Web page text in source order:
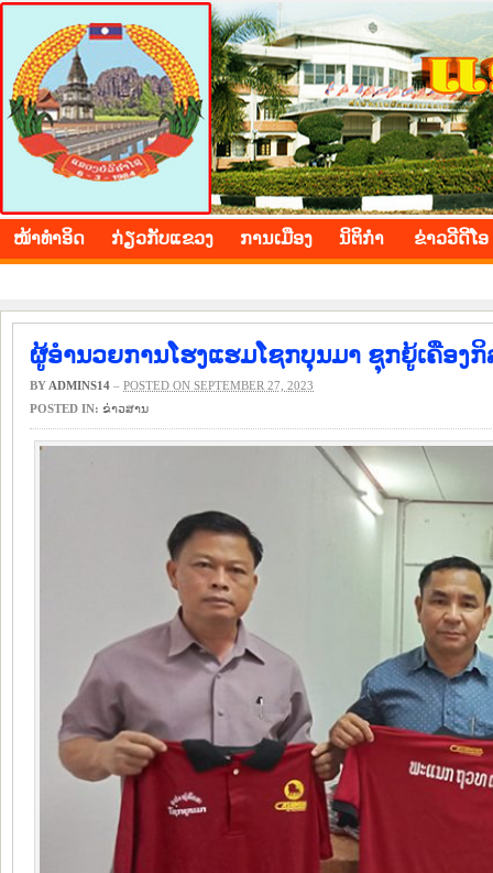
BOLIKHAMXAY PROVINCE
ໜ້າ​ທຳ​ອິດ ​ກ່ຽວ​ກັບ​ແຂວງ ​ການ​ເມືອງ ນິ​ຕິ​ກຳ ຂ່າວ​ວີ​ດີ​ໂອ
ຜູ້ອຳນວຍການໂຮງແຮມໂຊກບຸນມາ ຊຸກຍູ້ເຄືອງ
BY ADMINS14 – POSTED ON SEPTEMBER 27, 2023
POSTED IN: ​ຂ່າວ​ສານ